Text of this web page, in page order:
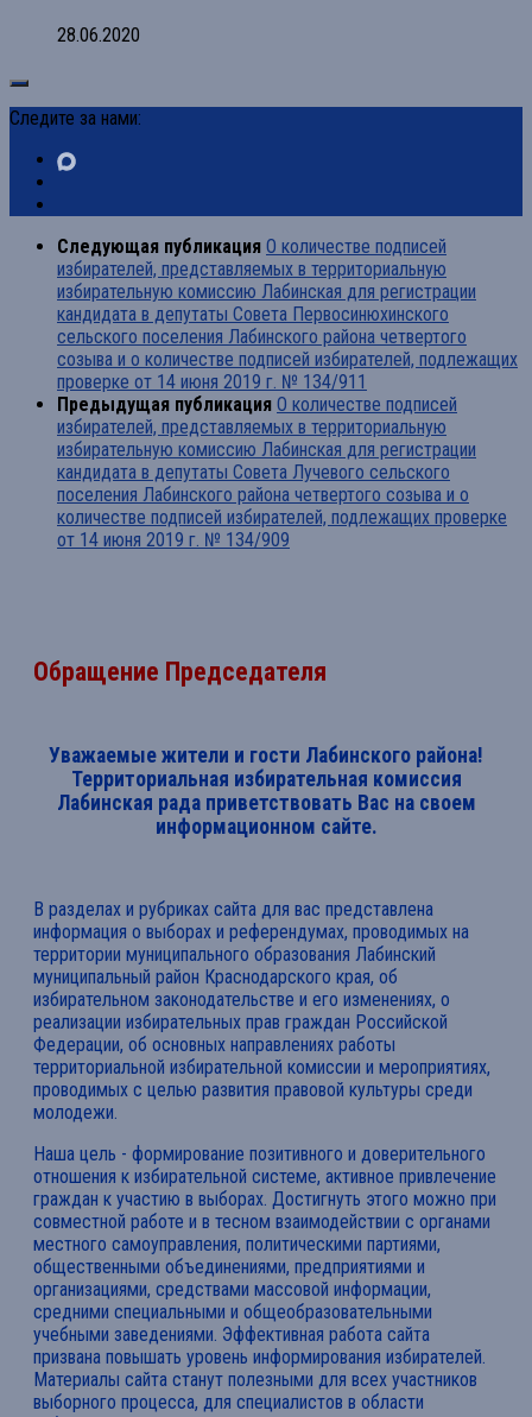
28.06.2020
Следите за нами:
Следующая публикация О количестве подписей
избирателей, представляемых в территориальную
избирательную комиссию Лабинская для регистрации
кандидата в депутаты Совета Первосинюхинского
сельского поселения Лабинского района четвертого
созыва и о количестве подписей избирателей, подлежащих
проверке от 14 июня 2019 г. № 134/911
Предыдущая публикация О количестве подписей
избирателей, представляемых в территориальную
избирательную комиссию Лабинская для регистрации
кандидата в депутаты Совета Лучевого сельского
поселения Лабинского района четвертого созыва и о
количестве подписей избирателей, подлежащих проверке
от 14 июня 2019 г. № 134/909
Обращение Председателя
Уважаемые жители и гости Лабинского района!
Территориальная избирательная комиссия
Лабинская рада приветствовать Вас на своем
информационном сайте.
В разделах и рубриках сайта для вас представлена
информация о выборах и референдумах, проводимых на
территории муниципального образования Лабинский
муниципальный район Краснодарского края, об
избирательном законодательстве и его изменениях, о
реализации избирательных прав граждан Российской
Федерации, об основных направлениях работы
территориальной избирательной комиссии и мероприятиях,
проводимых с целью развития правовой культуры среди
молодежи.
Наша цель - формирование позитивного и доверительного
отношения к избирательной системе, активное привлечение
граждан к участию в выборах. Достигнуть этого можно при
совместной работе и в тесном взаимодействии с органами
местного самоуправления, политическими партиями,
общественными объединениями, предприятиями и
организациями, средствами массовой информации,
средними специальными и общеобразовательными
учебными заведениями. Эффективная работа сайта
призвана повышать уровень информирования избирателей.
Материалы сайта станут полезными для всех участников
выборного процесса, для специалистов в области